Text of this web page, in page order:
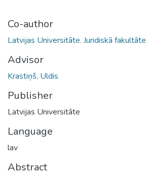
Co-author
Latvijas Universitāte. Juridiskā fakultāte
Advisor
Krastiņš, Uldis
Publisher
Latvijas Universitāte
Language
lav
Abstract